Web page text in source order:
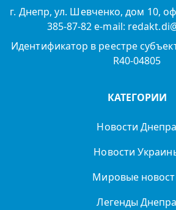
г. Днепр, ул. Шевченко, дом 10,
385-87-82 e-mail:
Идентификатор в реестре
R40-04805
КАТЕГОРИИ
Новости Днепра
Новости
Мировые
Легенды Днепра